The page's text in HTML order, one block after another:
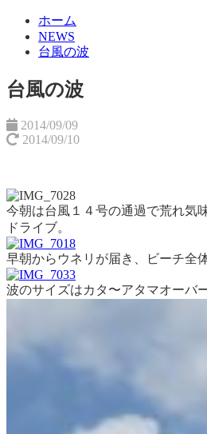
ホーム
NEWS
台風の波
台風の波
2014/09/09
2014/09/10
今朝は台風１４号の通過で荒れ気
ドライブ。
早朝からウネリが届き、ビーチ全
波のサイズはカタ〜アタマオーバー